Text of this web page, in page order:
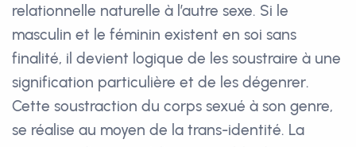
relationnelle naturelle à l’autre sexe. Si le
masculin et le féminin existent en soi sans
finalité, il devient logique de les soustraire à une
signification particulière et de les dégenrer.
Cette soustraction du corps sexué à son genre,
se réalise au moyen de la trans-identité. La